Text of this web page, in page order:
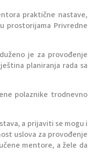
praktične nastave,
u prostorijama Privredne
je za provođenje
planiranja rada sa
polaznike trodnevno
a prijaviti se mogu i
uslova za provođenje
mentore, a žele da